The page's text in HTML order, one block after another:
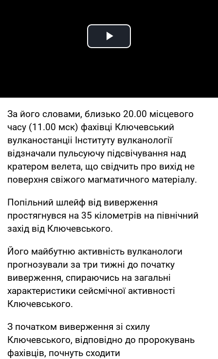
Play Video
За його словами, близько 20.00 місцевого
часу (11.00 мск) фахівці Ключевський
вулканостанціі Інституту вулканології
відзначали пульсуючу підсвічування над
кратером велета, що свідчить про вихід не
поверхня свіжого магматичного матеріалу.
Попільний шлейф від виверження
простягнувся на 35 кілометрів на північний
захід від Ключевського.
Його майбутню активність вулканологи
прогнозували за три тижні до початку
виверження, спираючись на загальні
характеристики сейсмічної активності
Ключевського.
З початком виверження зі схилу
Ключевського, відповідно до пророкувань
фахівців, почнуть сходити